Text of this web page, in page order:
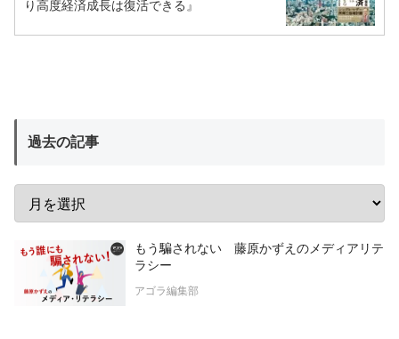
り高度経済成長は復活できる』
過去の記事
もう騙されない 藤原かずえのメディアリテ
ラシー
アゴラ編集部